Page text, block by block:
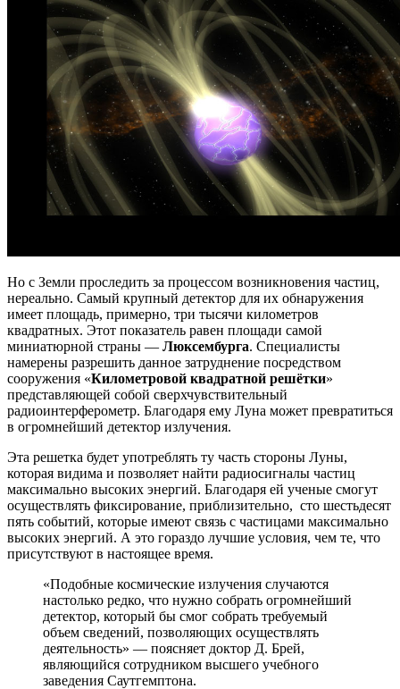
Но с Земли проследить за процессом возникновения частиц,
нереально. Самый крупный детектор для их обнаружения
имеет площадь, примерно, три тысячи километров
квадратных. Этот показатель равен площади самой
миниатюрной страны — Люксембурга. Специалисты
намерены разрешить данное затруднение посредством
сооружения «Километровой квадратной решётки»
представляющей собой сверхчувствительный
радиоинтерферометр. Благодаря ему Луна может превратиться
в огромнейший детектор излучения.
Эта решетка будет употреблять ту часть стороны Луны,
которая видима и позволяет найти радиосигналы частиц
максимально высоких энергий. Благодаря ей ученые смогут
осуществлять фиксирование, приблизительно, сто шестьдесят
пять событий, которые имеют связь с частицами максимально
высоких энергий. А это гораздо лучшие условия, чем те, что
присутствуют в настоящее время.
«Подобные космические излучения случаются
настолько редко, что нужно собрать огромнейший
детектор, который бы смог собрать требуемый
объем сведений, позволяющих осуществлять
деятельность» — поясняет доктор Д. Брей,
являющийся сотрудником высшего учебного
заведения Саутгемптона.